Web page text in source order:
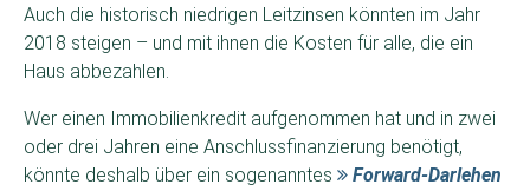
Auch die historisch niedrigen Leitzinsen könnten im Jahr
2018 steigen – und mit ihnen die Kosten für alle, die ein
Haus abbezahlen.
Wer einen Immobilienkredit aufgenommen hat und in zwei
oder drei Jahren eine Anschlussfinanzierung benötigt,
könnte deshalb über ein sogenanntes
Forward-Darlehen